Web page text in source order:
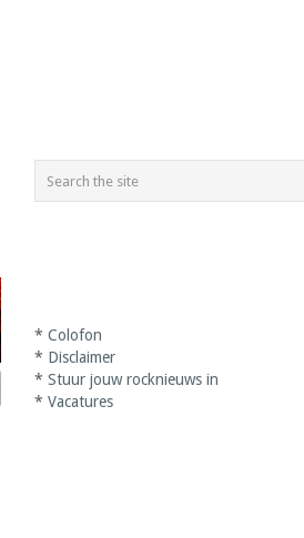
*Colofon
* Disclaimer
*Stuur jouw rocknieuws in
*Vacatures